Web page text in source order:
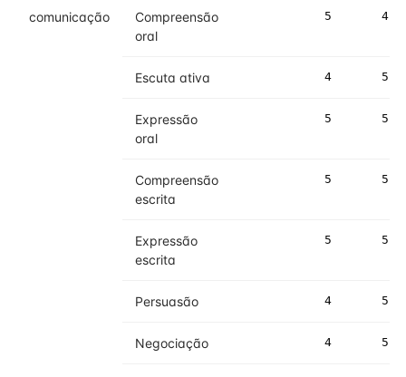
comunicação
Compreensão
oral
5 4
Escuta ativa 4 5
Expressão
oral
5 5
Compreensão
escrita
5 5
Expressão
escrita
5 5
Persuasão 4 5
Negociação 4 5